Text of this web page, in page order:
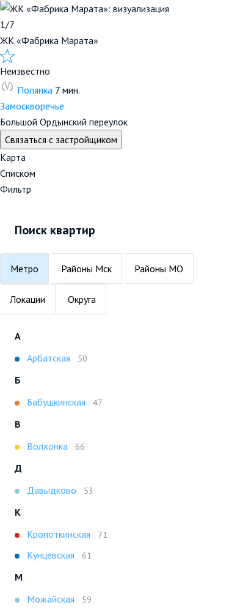
1/7
ЖК «Фабрика Марата»
Неизвестно
Полянка 7 мин.
Замоскворечье
Большой Ордынский переулок
Связаться с застройщиком
Карта
Списком
Фильтр
Поиск квартир
Метро Районы Мск Районы МО
Локации Округа
А
Арбатская
50
Б
Бабушкинская
47
В
Волхонка
66
Д
Давыдково
53
К
Кропоткинская
71
Кунцевская 61
М
Можайская
59